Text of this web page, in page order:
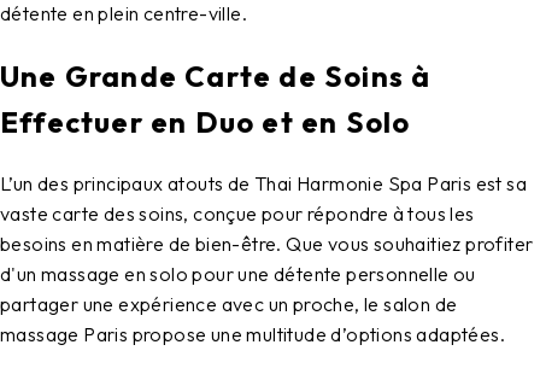
détente en plein centre-ville.
Une Grande Carte de Soins à
Effectuer en Duo et en Solo
L’un des principaux atouts de Thai Harmonie Spa Paris est sa
vaste carte des soins, conçue pour répondre à tous les
besoins en matière de bien-être. Que vous souhaitiez profiter
d'un massage en solo pour une détente personnelle ou
partager une expérience avec un proche, lesalon de
massage Paris propose une multitude d’options adaptées.